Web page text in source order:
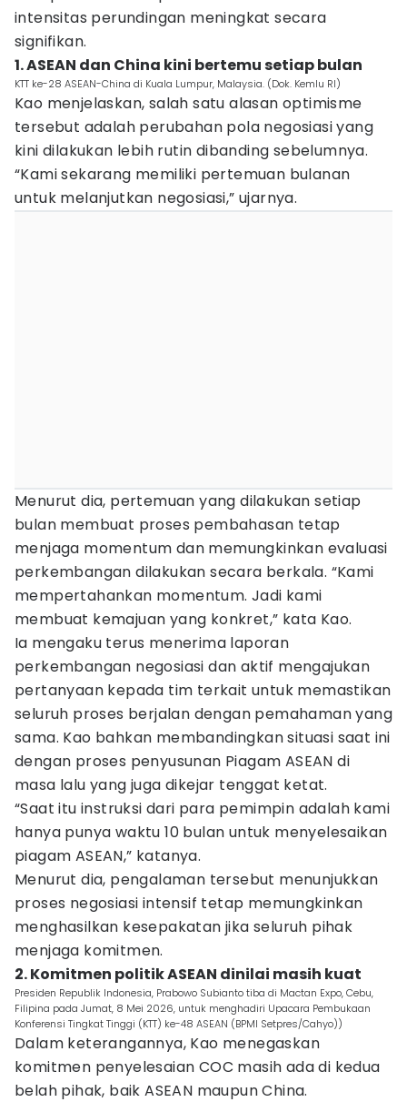
intensitas perundingan meningkat secara
signifikan.
1. ASEAN dan China kini bertemu setiap bulan
KTT ke-28 ASEAN-China di Kuala Lumpur, Malaysia. (Dok. Kemlu RI)
Kao menjelaskan, salah satu alasan optimisme
tersebut adalah perubahan pola negosiasi yang
kini dilakukan lebih rutin dibanding sebelumnya.
“Kami sekarang memiliki pertemuan bulanan
untuk melanjutkan negosiasi,” ujarnya.
Menurut dia, pertemuan yang dilakukan setiap
bulan membuat proses pembahasan tetap
menjaga momentum dan memungkinkan evaluasi
perkembangan dilakukan secara berkala. “Kami
mempertahankan momentum. Jadi kami
membuat kemajuan yang konkret,” kata Kao.
Ia mengaku terus menerima laporan
perkembangan negosiasi dan aktif mengajukan
pertanyaan kepada tim terkait untuk memastikan
seluruh proses berjalan dengan pemahaman yang
sama. Kao bahkan membandingkan situasi saat ini
dengan proses penyusunan Piagam ASEAN di
masa lalu yang juga dikejar tenggat ketat.
“Saat itu instruksi dari para pemimpin adalah kami
hanya punya waktu 10 bulan untuk menyelesaikan
piagam ASEAN,” katanya.
Menurut dia, pengalaman tersebut menunjukkan
proses negosiasi intensif tetap memungkinkan
menghasilkan kesepakatan jika seluruh pihak
menjaga komitmen.
2. Komitmen politik ASEAN dinilai masih kuat
Presiden Republik Indonesia, Prabowo Subianto tiba di Mactan Expo, Cebu,
Filipina pada Jumat, 8 Mei 2026, untuk menghadiri Upacara Pembukaan
Konferensi Tingkat Tinggi (KTT) ke-48 ASEAN (BPMI Setpres/Cahyo))
Dalam keterangannya, Kao menegaskan
komitmen penyelesaian COC masih ada di kedua
belah pihak, baik ASEAN maupun China.